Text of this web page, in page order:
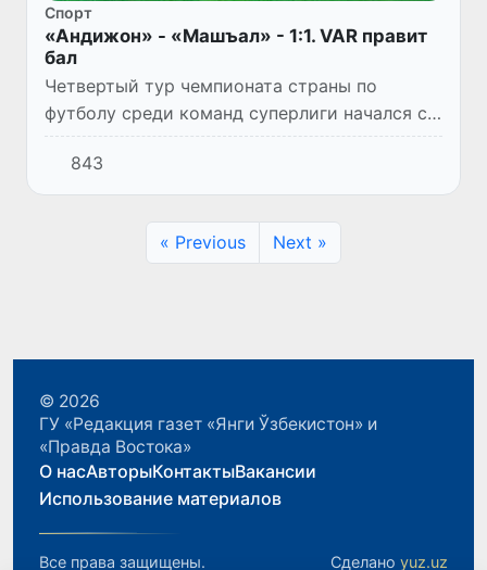
Спорт
«Андижон» - «Машъал» - 1:1. VAR правит
бал
Четвертый тур чемпионата страны по
футболу среди команд суперлиги начался с
матча «Андижон» - «Машъал».
843
« Previous Next »
© 2026
ГУ «Редакция газет «Янги Ўзбекистон» и
«Правда Востока»
О насАвторыКонтактыВакансии
Использование материалов
Все права защищены. Сделано yuz.uz